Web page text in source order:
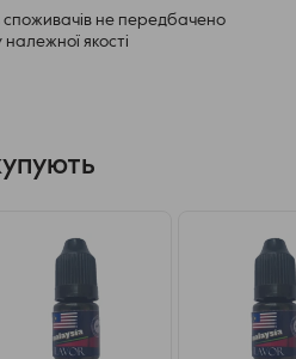
не передбачено
якості